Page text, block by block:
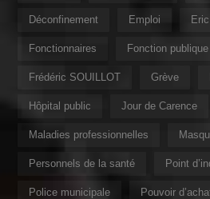
Déconfinement Emploi
Fonctionnaires Fonction publique
Frédéric SOUILLOT Grève
Hôpital public Jour de Carence
Maladies professionnelles
Personnels de la santé Point
Police municipale Pouvoir